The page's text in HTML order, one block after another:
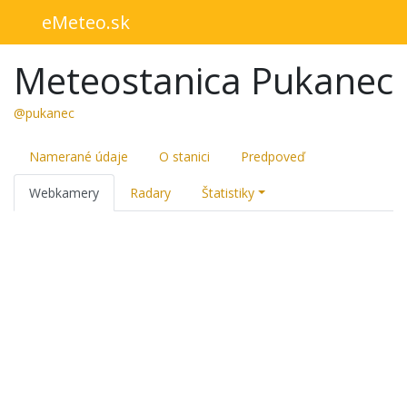
eMeteo.sk
Meteostanica Pukanec
@pukanec
Namerané údaje O stanici Predpoveď
Webkamery Radary Štatistiky